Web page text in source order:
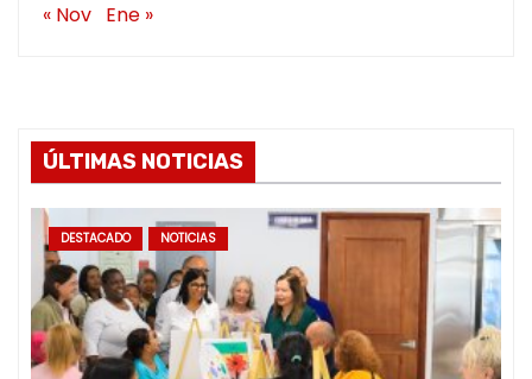
« Nov Ene »
ÚLTIMAS NOTICIAS
DESTACADO NOTICIAS